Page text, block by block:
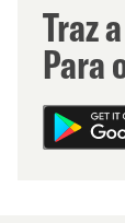
Traz
Para